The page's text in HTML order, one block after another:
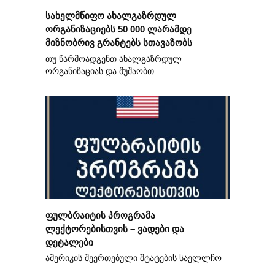
სახელმწიფო ახალგაზრდულ
ორგანიზაციებს 50 000 ლარამდე
მიზნობრივ გრანტებს სთავაზობს
თუ წარმოადგენთ ახალგაზრდულ
ორგანიზაციას და მუშაობთ
ფულბრაიტის პროგრამა
ლექტორებისთვის – ვადები და
დეტალები
ამერიკის შეერთებული შტატების საელლჩო